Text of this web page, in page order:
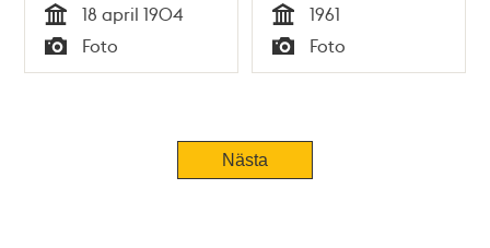
Tid
18 april 1904
Typ
Foto Tid
1961
Typ
Foto
Nästa